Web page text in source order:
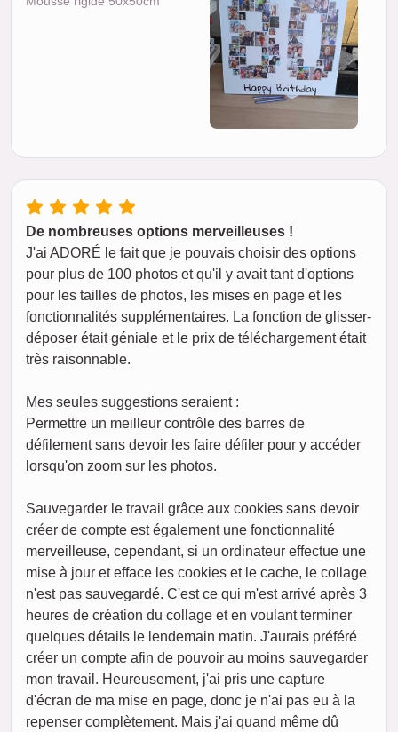
De nombreuses options merveilleuses !
J'ai ADORÉ le fait que je pouvais choisir des options
pour plus de 100 photos et qu'il y avait tant d'options
pour les tailles de photos, les mises en page et les
fonctionnalités supplémentaires. La fonction de glisser-
déposer était géniale et le prix de téléchargement était
très raisonnable.
Mes seules suggestions seraient :
Permettre un meilleur contrôle des barres de
défilement sans devoir les faire défiler pour y accéder
lorsqu'on zoom sur les photos.
Sauvegarder le travail grâce aux cookies sans devoir
créer de compte est également une fonctionnalité
merveilleuse, cependant, si un ordinateur effectue une
mise à jour et efface les cookies et le cache, le collage
n'est pas sauvegardé. C'est ce qui m'est arrivé après 3
heures de création du collage et en voulant terminer
quelques détails le lendemain matin. J'aurais préféré
créer un compte afin de pouvoir au moins sauvegarder
mon travail. Heureusement, j'ai pris une capture
d'écran de ma mise en page, donc je n'ai pas eu à la
repenser complètement. Mais j'ai quand même dû